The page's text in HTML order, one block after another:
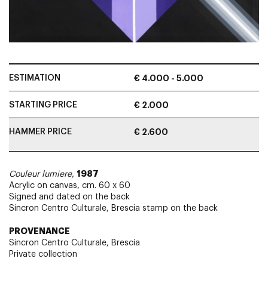
ESTIMATION € 4.000 - 5.000
STARTING PRICE € 2.000
HAMMER PRICE € 2.600
Couleur lumiere, 1987
Acrylic on canvas, cm. 60 x 60
Signed and dated on the back
Sincron Centro Culturale, Brescia stamp on the back
PROVENANCE
Sincron Centro Culturale, Brescia
Private collection